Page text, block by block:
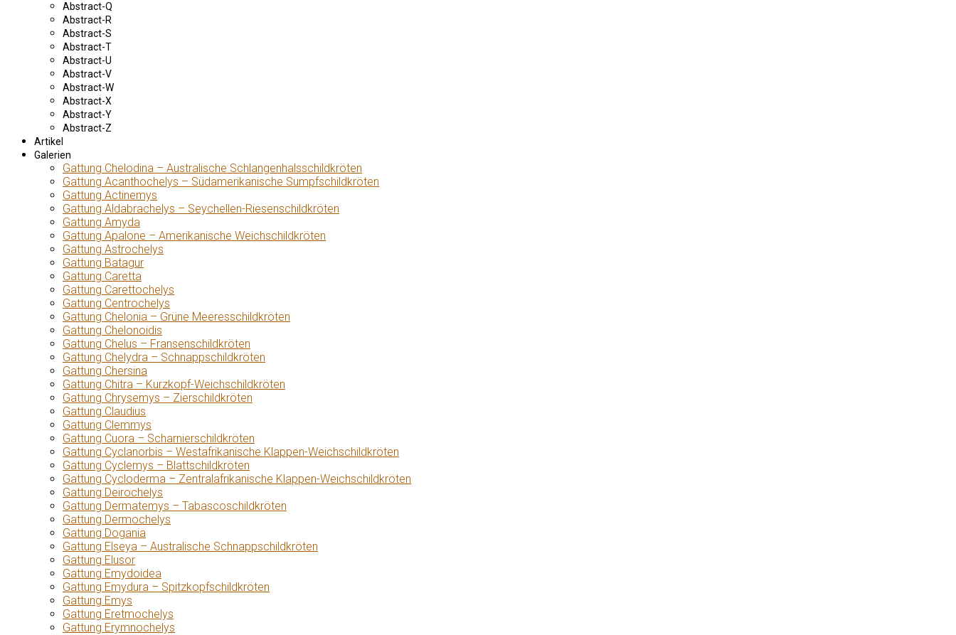
Abstract-Q
Abstract-R
Abstract-S
Abstract-T
Abstract-U
Abstract-V
Abstract-W
Abstract-X
Abstract-Y
Abstract-Z
Artikel
Galerien
Gattung Chelodina – Australische Schlangenhalsschildkröten
Gattung Acanthochelys – Südamerikanische Sumpfschildkröten
Gattung Actinemys
Gattung Aldabrachelys – Seychellen-Riesenschildkröten
Gattung Amyda
Gattung Apalone – Amerikanische Weichschildkröten
Gattung Astrochelys
Gattung Batagur
Gattung Caretta
Gattung Carettochelys
Gattung Centrochelys
Gattung Chelonia – Grüne Meeresschildkröten
Gattung Chelonoidis
Gattung Chelus – Fransenschildkröten
Gattung Chelydra – Schnappschildkröten
Gattung Chersina
Gattung Chitra – Kurzkopf-Weichschildkröten
Gattung Chrysemys – Zierschildkröten
Gattung Claudius
Gattung Clemmys
Gattung Cuora – Scharnierschildkröten
Gattung Cyclanorbis – Westafrikanische Klappen-Weichschildkröten
Gattung Cyclemys – Blattschildkröten
Gattung Cycloderma – Zentralafrikanische Klappen-Weichschildkröten
Gattung Deirochelys
Gattung Dermatemys – Tabascoschildkröten
Gattung Dermochelys
Gattung Dogania
Gattung Elseya – Australische Schnappschildkröten
Gattung Elusor
Gattung Emydoidea
Gattung Emydura – Spitzkopfschildkröten
Gattung Emys
Gattung Eretmochelys
Gattung Erymnochelys